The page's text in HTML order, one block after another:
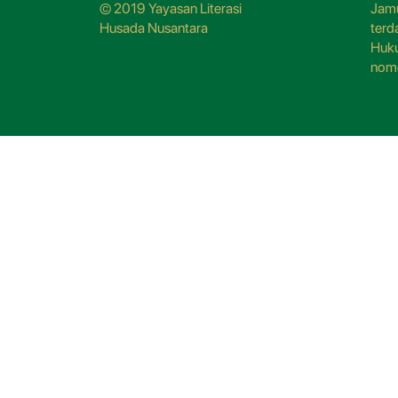
© 2019 Yayasan Literasi
Husada Nusantara